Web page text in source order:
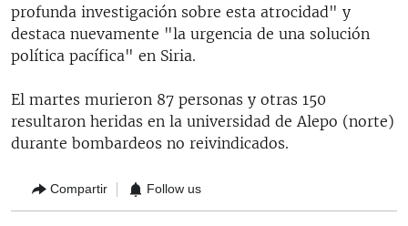
profunda investigación sobre esta atrocidad" y
destaca nuevamente "la urgencia de una solución
política pacífica" en Siria.
El martes murieron 87 personas y otras 150
resultaron heridas en la universidad de Alepo (norte)
durante bombardeos no reivindicados.
Compartir Follow us